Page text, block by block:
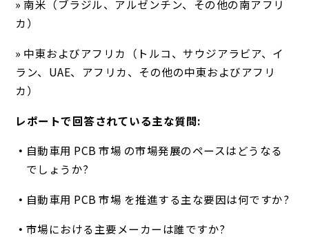
» 南米（ブラジル、アルゼンチン、その他の南アフリ
カ）
» 中東およびアフリカ（トルコ、サウジアラビア、イ
ラン、UAE、アフリカ、その他の中東およびアフリ
カ）
レポートで回答されている主な質問:
自動車用 PCB 市場 の市場発展のペースはどうなる
でしょうか?
自動車用 PCB 市場 を推進する主な要因は何ですか?
市場における主要メーカーは誰ですか?